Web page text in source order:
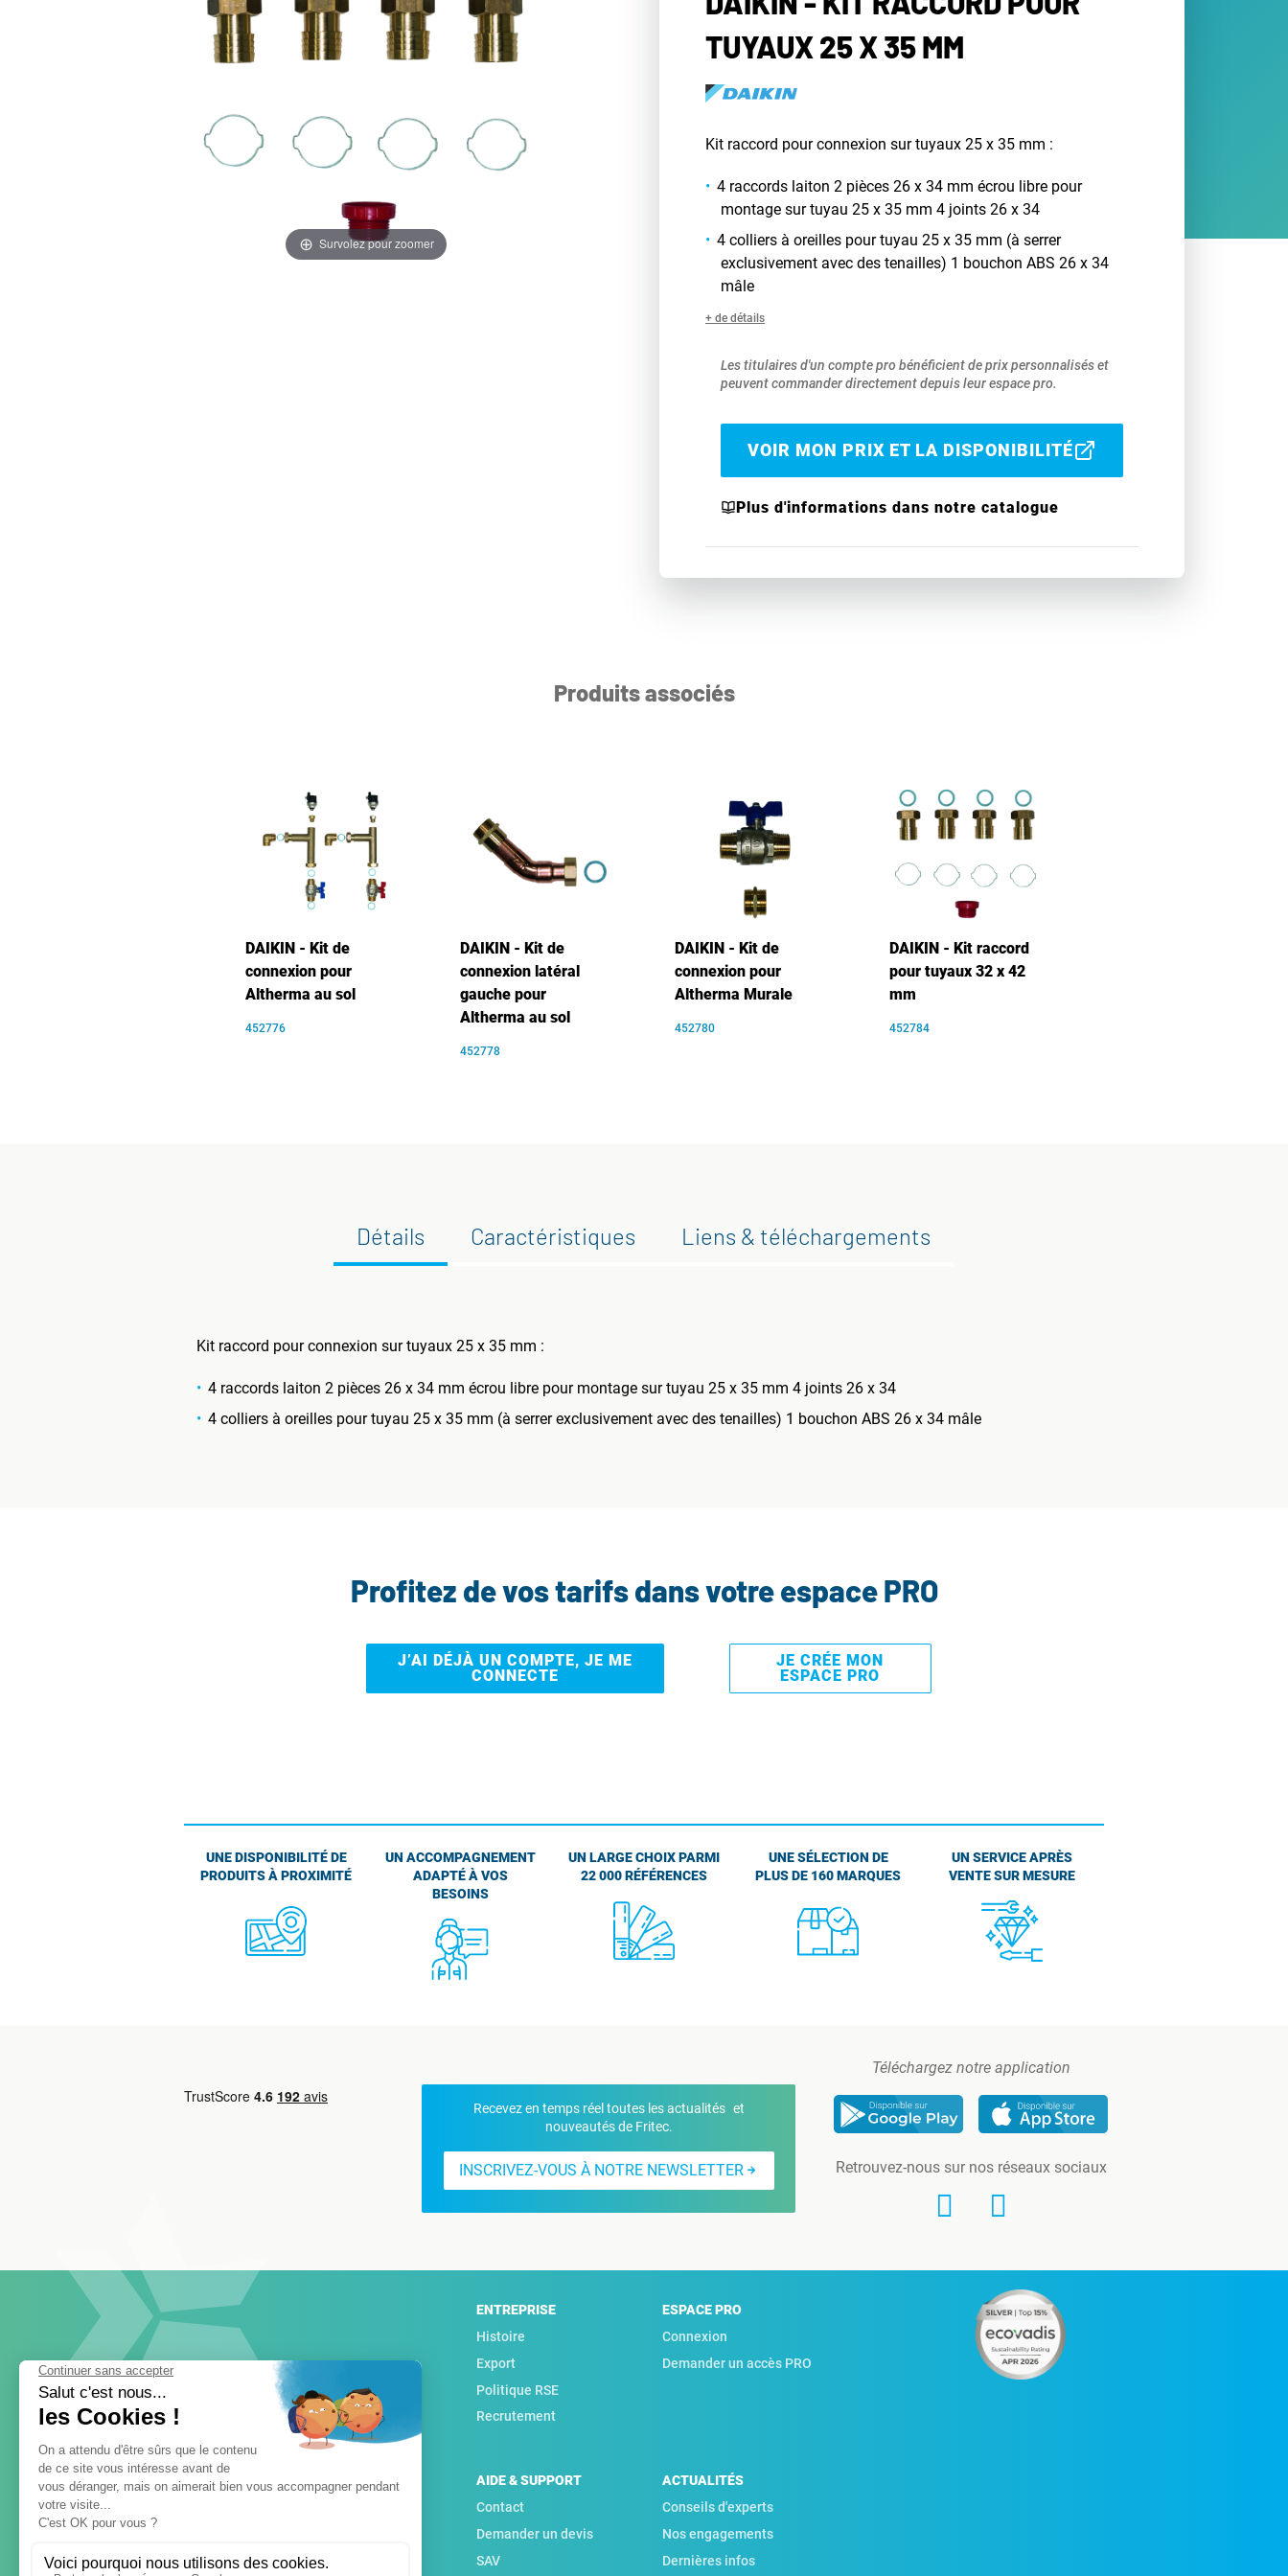
Survolez pour zoomer
TUYAUX 25 X 35 MM
Kit raccord pour connexion sur tuyaux 25 x 35 mm :
4 raccords laiton 2 pièces 26 x 34 mm écrou libre pour
montage sur tuyau 25 x 35 mm 4 joints 26 x 34
4 colliers à oreilles pour tuyau 25 x 35 mm (à serrer
exclusivement avec des tenailles) 1 bouchon ABS 26 x 34
mâle
+ de détails
Les titulaires d'un compte pro bénéficient de prix personnalisés et
peuvent commander directement depuis leur espace pro.
VOIR MON PRIX ET LA DISPONIBILITÉ
Plus d'informations dans notre catalogue
Produits associés
DAIKIN - Kit de
connexion pour
Altherma au sol
452776
DAIKIN - Kit de
connexion latéral
gauche pour
Altherma au sol
452778
DAIKIN - Kit de
connexion pour
Altherma Murale
452780
DAIKIN - Kit raccord
pour tuyaux 32 x 42
mm
452784
Détails Caractéristiques Liens & téléchargements
Kit raccord pour connexion sur tuyaux 25 x 35 mm :
4 raccords laiton 2 pièces 26 x 34 mm écrou libre pour montage sur tuyau 25 x 35 mm 4 joints 26 x 34
4 colliers à oreilles pour tuyau 25 x 35 mm (à serrer exclusivement avec des tenailles) 1 bouchon ABS 26 x 34 mâle
Profitez de vos tarifs dans votre espace PRO
J’AI DÉJÀ UN COMPTE, JE ME
CONNECTE
JE CRÉE MON
ESPACE PRO
UNE DISPONIBILITÉ DE
PRODUITS À PROXIMITÉ
UN ACCOMPAGNEMENT
ADAPTÉ À VOS
BESOINS
UN LARGE CHOIX PARMI
22 000 RÉFÉRENCES
UNE SÉLECTION DE
PLUS DE 160 MARQUES
UN SERVICE APRÈS
VENTE SUR MESURE
Recevez en temps réel toutes les actualités et
nouveautés de Fritec.
INSCRIVEZ-VOUS À NOTRE NEWSLETTER
Téléchargez notre application
Retrouvez-nous sur nos réseaux sociaux
ENTREPRISE
Histoire
Export
Politique RSE
Recrutement
ESPACE PRO
Connexion
Demander un accès PRO
AIDE & SUPPORT
Contact
Demander un devis
SAV
ACTUALITÉS
Conseils d'experts
Nos engagements
Dernières infos